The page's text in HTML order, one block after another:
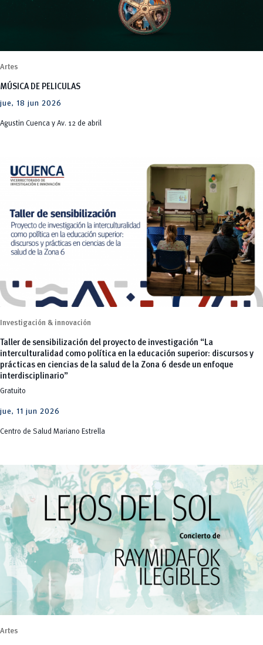
Artes
MÚSICA DE PELICULAS
jue, 18 jun 2026
Agustin Cuenca y Av. 12 de abril
Investigación & innovación
Taller de sensibilización del proyecto de investigación “La
interculturalidad como política en la educación superior: discursos y
prácticas en ciencias de la salud de la Zona 6 desde un enfoque
interdisciplinario”
Gratuito
jue, 11 jun 2026
Centro de Salud Mariano Estrella
Artes